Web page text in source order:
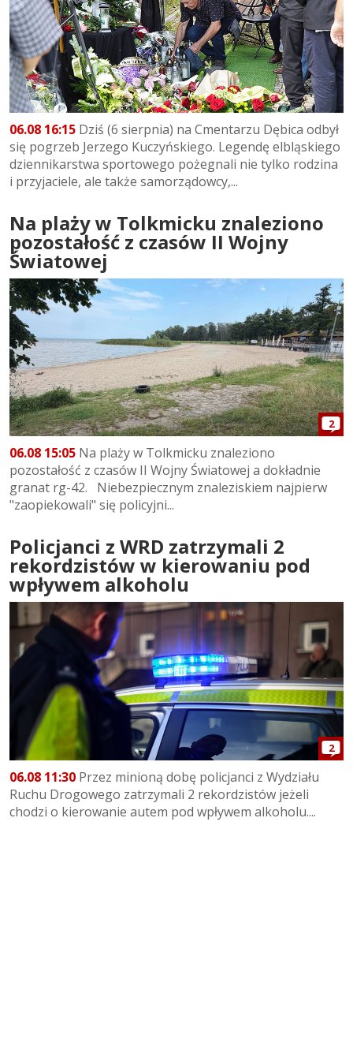
06.08 16:15 Dziś (6 sierpnia) na Cmentarzu Dębica odbył
się pogrzeb Jerzego Kuczyńskiego. Legendę elbląskiego
dziennikarstwa sportowego pożegnali nie tylko rodzina
i przyjaciele, ale także samorządowcy,...
Na plaży w Tolkmicku znaleziono
pozostałość z czasów II Wojny
Światowej
2
06.08 15:05 Na plaży w Tolkmicku znaleziono
pozostałość z czasów II Wojny Światowej a dokładnie
granat rg-42. Niebezpiecznym znaleziskiem najpierw
"zaopiekowali" się policyjni...
Policjanci z WRD zatrzymali 2
rekordzistów w kierowaniu pod
wpływem alkoholu
2
06.08 11:30 Przez minioną dobę policjanci z Wydziału
Ruchu Drogowego zatrzymali 2 rekordzistów jeżeli
chodzi o kierowanie autem pod wpływem alkoholu....